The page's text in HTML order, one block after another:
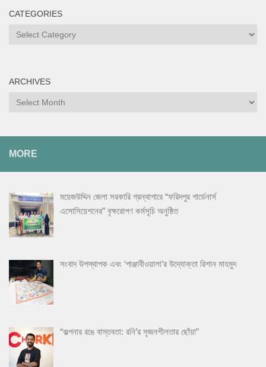
CATEGORIES
ARCHIVES
MORE
ময়েজউদ্দিন জেলা সরকারি গ্রন্থাগারে “ফরিদপুর গার্ডেনার্স
এসোসিয়েশনের” বৃক্ষরোপণ কর্মসূচি অনুষ্ঠিত
সংবাদ উপস্থাপক এবং ‘পাঞ্জাবীওয়ালা’র উদ্যোক্তা রিশান মাহমুদ
“কল্পনার রঙে বাস্তবতা: রনি’র সৃজনশীলতার ছোঁয়া”